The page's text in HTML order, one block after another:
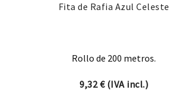
Fita de Rafia Azul Celeste
Rollo de 200 metros.
9,32€(IVA incl.)